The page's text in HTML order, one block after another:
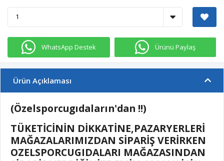
WhatsApp Destek Ürünü Paylaş
Ürün Açıklaması
(Özelsporcugıdaların'dan !!)
TÜKETİCİNİN DİKKATİNE,PAZARYERLERİ
MAĞAZALARIMIZDAN SİPARİŞ VERİRKEN
OZELSPORCUGIDALARI MAĞAZASINDAN